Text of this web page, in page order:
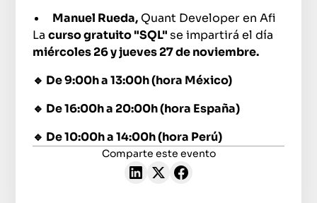
Manuel Rueda, Quant Developer en Afi
Lacurso gratuito "SQL"se impartirá el día
miércoles 26 y jueves 27 de noviembre.
🔹 De 9:00h a 13:00h (hora México)
🔹 De 16:00h a 20:00h (hora España)
🔹 De 10:00h a 14:00h (hora Perú)
Comparte este evento